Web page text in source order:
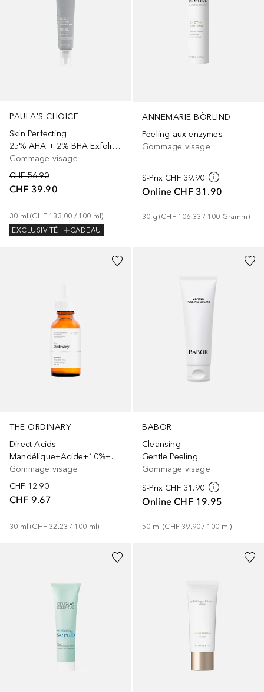
PAULA'S CHOICE
Skin Perfecting
25% AHA + 2% BHA Exfoliant-Peeling
Gommage visage
CHF 56.90
CHF 39.90
30 ml (CHF 133.00 / 100 ml)
EXCLUSIVITÉ
CADEAU
ANNEMARIE BÖRLIND
Peeling aux enzymes
Gommage visage
S-Prix CHF 39.90
Online CHF 31.90
30 g (CHF 106.33 / 100 Gramm)
THE ORDINARY
Direct Acids
Mandélique+Acide+10%+++HA
Gommage visage
CHF 12.90
CHF 9.67
30 ml (CHF 32.23 / 100 ml)
BABOR
Cleansing
Gentle Peeling
Gommage visage
S-Prix CHF 31.90
Online CHF 19.95
50 ml (CHF 39.90 / 100 ml)